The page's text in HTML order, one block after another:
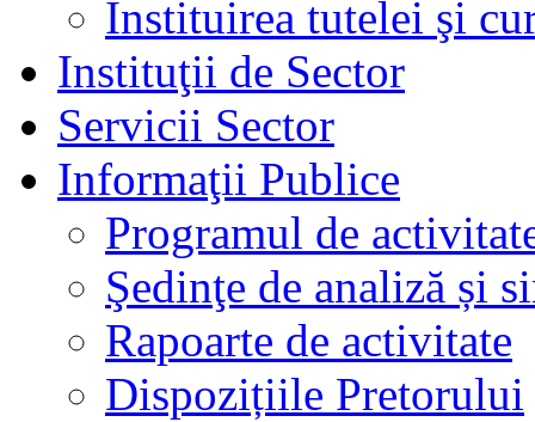
Instituirea tutelei şi
Instituţii de Sector
Servicii Sector
Informaţii Publice
Programul de
Şedinţe de analiză și
Rapoarte de activitate
Dispozițiile Pretorului